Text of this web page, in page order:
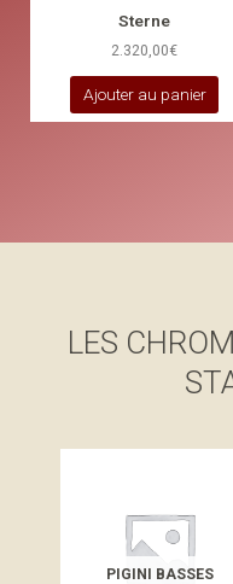
Sterne
2.320,00€
Ajouter au panier
LES
PIGINI BASSES